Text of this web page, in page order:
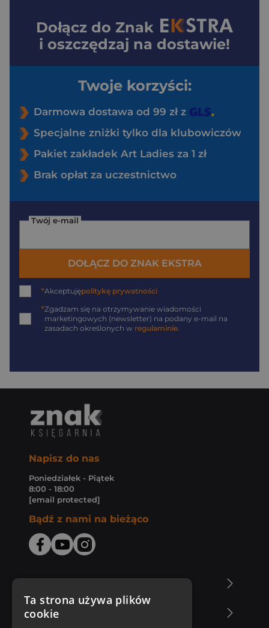
Dołącz do Znak
i oszczędzaj na dostawie!
Twoje korzyści:
Darmowa dostawa od 99 zł z
Specjalne zniżki tylko dla klubowiczów
Pakiet zakładek Art Ladies za 1 zł
Brak opłat za uczestnictwo
Twój e-mail
DOŁĄCZ DO ZNAK EKSTRA
*Akceptujępolitykę prywatności
*Zgadzam się na otrzymywanie wiadomości
marketingowych (newsletter) na podany e-mail na
zasadach określonych w regulaminie.
Napisz do nas
Poniedziałek - Piątek
8:00 - 18:00
[email protected]
Bądź z nami na bieżąco
Zakupy u nas
Ta strona używa plików
cookie